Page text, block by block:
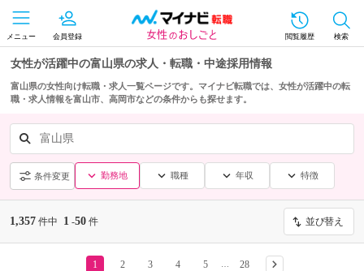
メニュー 会員登録 閲覧履歴 検索
女性が活躍中の富山県の求人・転職・中途採用情報
富山県の女性向け転職・求人一覧ページです。マイナビ転職では、女性が活躍中の転
職・求人情報を富山市、高岡市などの条件からも探せます。
富山県
条件変更 勤務地 職種 年収 特徴
1,357 件中 1 -50 件 並び替え
1 2 3 4 5 28